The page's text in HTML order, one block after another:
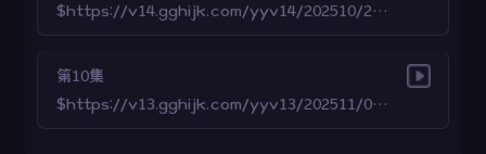
$https://v14.gghijk.com/yyv14/202510/24/Rj2PKzy2tm24/video/index.m3u8
第10集
$https://v13.gghijk.com/yyv13/202511/01/2fb9BhAr6k19/video/index.m3u8